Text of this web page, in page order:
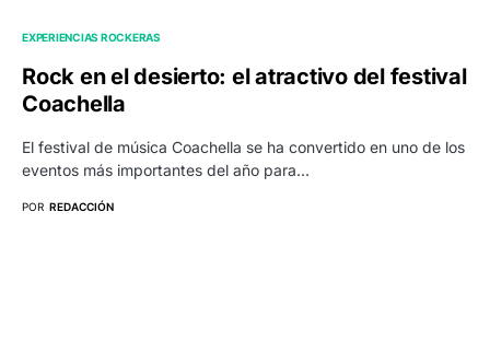
EXPERIENCIAS ROCKERAS
Rock en el desierto: el atractivo del festival
Coachella
El festival de música Coachella se ha convertido en uno de los
eventos más importantes del año para…
POR REDACCIÓN